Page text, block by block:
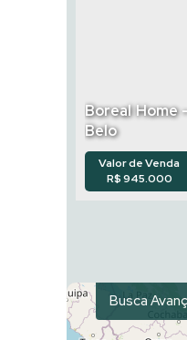
Boreal
Belo
R$945.000
Valor de Venda
Busca